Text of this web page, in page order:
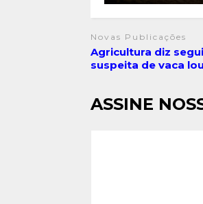
Novas Publicações
Agricultura diz
suspeita de vaca
ASSINE